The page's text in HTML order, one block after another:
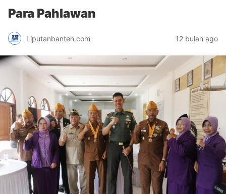
Para Pahlawan
Liputanbanten.com 12 bulan ago